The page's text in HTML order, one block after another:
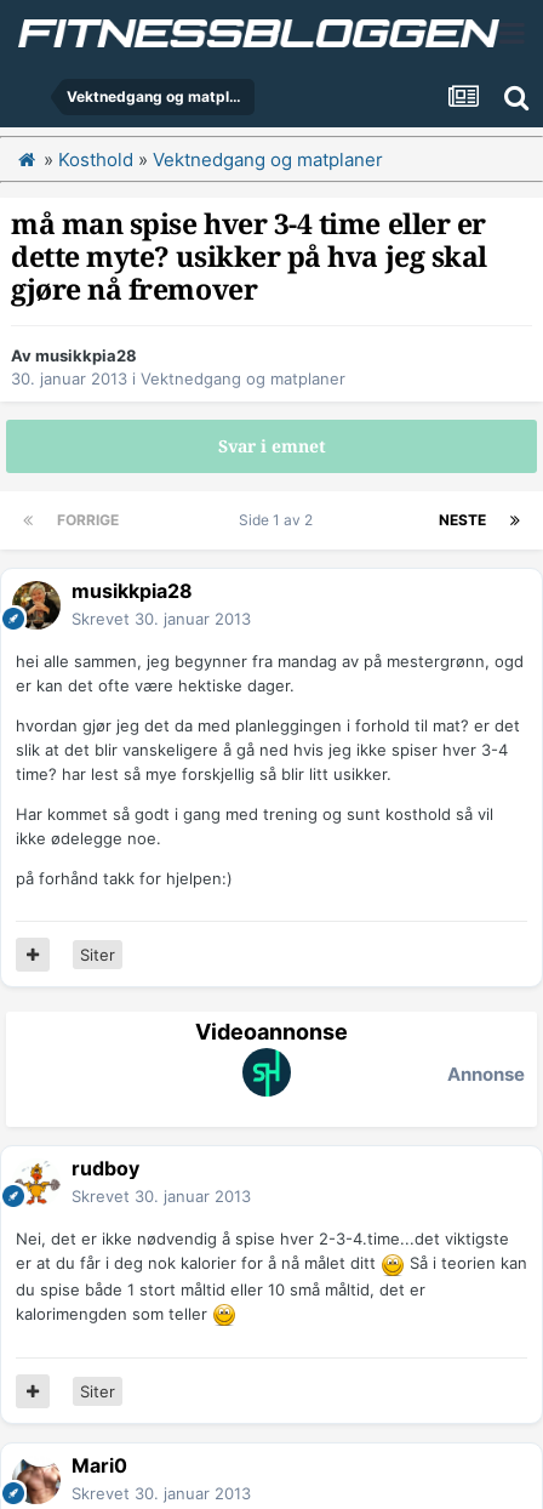
Vektnedgang og matplaner
» Kosthold » Vektnedgang og matplaner
må man spise hver 3-4 time eller er
dette myte? usikker på hva jeg skal
gjøre nå fremover
Avmusikkpia28
30. januar 2013 i Vektnedgang og matplaner
Svar i emnet
FORRIGE NESTE
Side 1 av 2
musikkpia28
Skrevet 30. januar 2013
hei alle sammen, jeg begynner fra mandag av på mestergrønn, ogd
er kan det ofte være hektiske dager.
hvordan gjør jeg det da med planleggingen i forhold til mat? er det
slik at det blir vanskeligere å gå ned hvis jeg ikke spiser hver 3-4
time? har lest så mye forskjellig så blir litt usikker.
Har kommet så godt i gang med trening og sunt kosthold så vil
ikke ødelegge noe.
på forhånd takk for hjelpen:)
Siter
Videoannonse
Annonse
rudboy
Skrevet 30. januar 2013
Nei, det er ikke nødvendig å spise hver 2-3-4.time...det viktigste
er at du får i deg nok kalorier for å nå målet ditt
Så i teorien kan
du spise både 1 stort måltid eller 10 små måltid, det er
kalorimengden som teller
Siter
Mari0
Skrevet 30. januar 2013